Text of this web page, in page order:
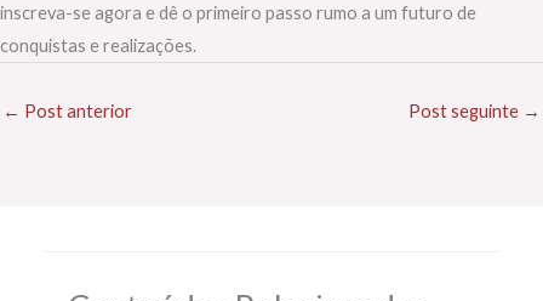
inscreva-se agora e dê o primeiro passo rumo a um futuro de
conquistas e realizações.
← Post anterior Post seguinte →